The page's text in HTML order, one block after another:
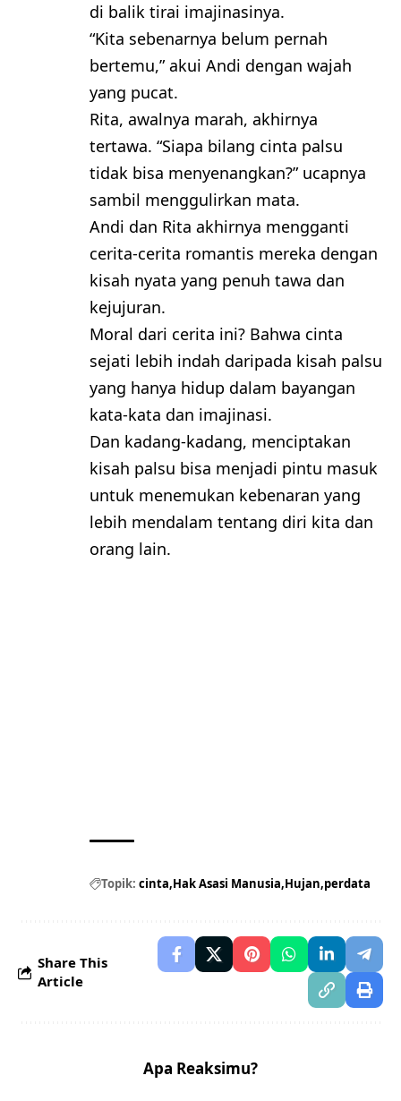
di balik tirai imajinasinya.
“Kita sebenarnya belum pernah
bertemu,” akui Andi dengan wajah
yang pucat.
Rita, awalnya marah, akhirnya
tertawa. “Siapa bilang cinta palsu
tidak bisa menyenangkan?” ucapnya
sambil menggulirkan mata.
Andi dan Rita akhirnya mengganti
cerita-cerita romantis mereka dengan
kisah nyata yang penuh tawa dan
kejujuran.
Moral dari cerita ini? Bahwa cinta
sejati lebih indah daripada kisah palsu
yang hanya hidup dalam bayangan
kata-kata dan imajinasi.
Dan kadang-kadang, menciptakan
kisah palsu bisa menjadi pintu masuk
untuk menemukan kebenaran yang
lebih mendalam tentang diri kita dan
orang lain.
Topik: cinta Hak Asasi Manusia Hujan perdata
Share This
Article
Apa Reaksimu?